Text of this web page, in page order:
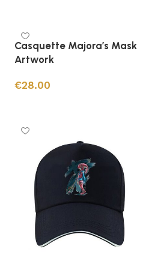
Casquette Majora’s Mask
Artwork
€28.00